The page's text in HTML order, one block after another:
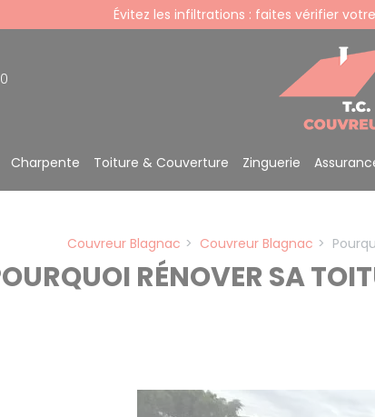
Évitez les infiltrations : faites vérifier
Charpente Toiture & Couverture Zinguerie
Couvreur Blagnac Couvreur Blagnac
RÉNOVER SA